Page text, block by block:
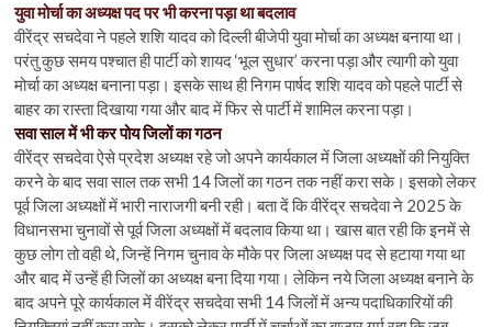
युवा मोर्चा का अध्यक्ष पद पर भी करना पड़ा था बदलाव
वीरेंद्र सचदेवा ने पहले शशि यादव को दिल्ली बीजेपी युवा मोर्चा का अध्यक्ष बनाया था।
परंतु कुछ समय पश्चात ही पार्टी को शायद ‘भूल सुधार’ करना पड़ा और त्यागी को युवा
मोर्चा का अध्यक्ष बनाना पड़ा। इसके साथ ही निगम पार्षद शशि यादव को पहले पार्टी से
बाहर का रास्ता दिखाया गया और बाद में फिर से पार्टी में शामिल करना पड़ा।
सवा साल में भी कर पोय जिलों का गठन
वीरेंद्र सचदेवा ऐसे प्रदेश अध्यक्ष रहे जो अपने कार्यकाल में जिला अध्यक्षों की नियुक्ति
करने के बाद सवा साल तक सभी 14 जिलों का गठन तक नहीं करा सके। इसको लेकर
पूर्व जिला अध्यक्षों में भारी नाराजगी बनी रही। बता दें कि वीरेंद्र सचदेवा ने 2025 के
विधानसभा चुनावों से पूर्व जिला अध्यक्षों में बदलाव किया था। खास बात रही कि इनमें से
कुछ लोग तो वही थे, जिन्हें निगम चुनाव के मौके पर जिला अध्यक्ष पद से हटाया गया था
और बाद में उन्हें ही जिलों का अध्यक्ष बना दिया गया। लेकिन नये जिला अध्यक्ष बनाने के
बाद अपने पूरे कार्यकाल में वीरेंद्र सचदेवा सभी 14 जिलों में अन्य पदाधिकारियों की